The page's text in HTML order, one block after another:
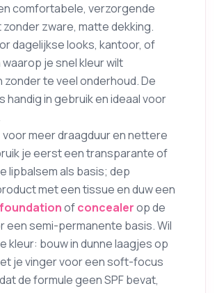
comfortabele, verzorgende
zware, matte dekking.
dagelijkse looks, kantoor, of
je snel kleur wilt
te veel onderhoud. De
in gebruik en ideaal voor
meer draagduur en nettere
je eerst een transparante of
lipbalsem als basis; dep
met een tissue en duw een
foundationofconcealerop de
een semi-permanente basis. Wil
kleur: bouw in dunne laagjes op
je vinger voor een soft-focus
de formule geen SPF bevat,